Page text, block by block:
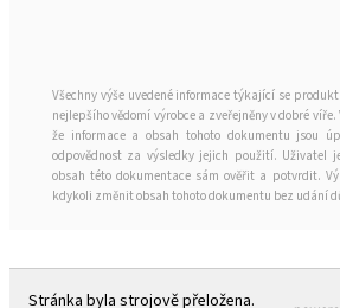
Všechny výše uvedené informace týkající se
nejlepšího vědomí výrobce a zveřejněny v dobré
že informace a obsah tohoto dokumentu jsou
odpovědnost za výsledky jejich použití. Uživatel
obsah této dokumentace sám ověřit a potvrdit.
kdykoli změnit obsah tohoto dokumentu bez udání
Stránka byla strojově přeložena.